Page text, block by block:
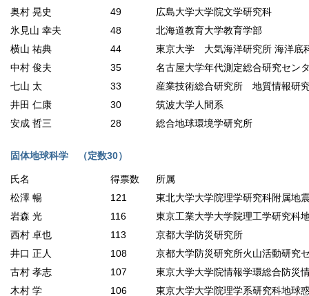
奥村 晃史
49
広島大学大学院文学研究科
氷見山 幸夫
48
北海道教育大学教育学部
横山 祐典
44
東京大学 大気海洋研究所 海洋底
中村 俊夫
35
名古屋大学年代測定総合研究セン
七山 太
33
産業技術総合研究所 地質情報研
井田 仁康
30
筑波大学人間系
安成 哲三
28 総合地球環境学研究所
固体地球科学 （定数30）
氏名 得票数
所属
松澤 暢
121
東北大学大学院理学研究科附属地
岩森 光
116
東京工業大学大学院理工学研究科
西村 卓也
113
京都大学防災研究所
井口 正人
108
京都大学防災研究所火山活動研究
古村 孝志
107
東京大学大学院情報学環総合防災
木村 学
106 東京大学大学院理学系研究科地球